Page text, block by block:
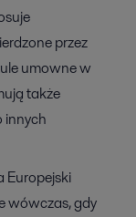
przez
umowne w
także
innych
Europejski
wówczas, gdy